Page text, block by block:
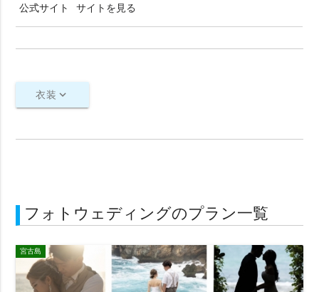
公式サイト サイトを見る
衣装 keyboard_arrow_down
フォトウェディングのプラン一覧
宮古島